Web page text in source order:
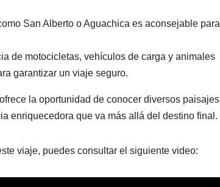
San Alberto o Aguachica es aconsejable para
de motocicletas, vehículos de carga y animales
garantizar un viaje seguro.
la oportunidad de conocer diversos paisajes
enriquecedora que va más allá del destino final.
viaje, puedes consultar el siguiente video: